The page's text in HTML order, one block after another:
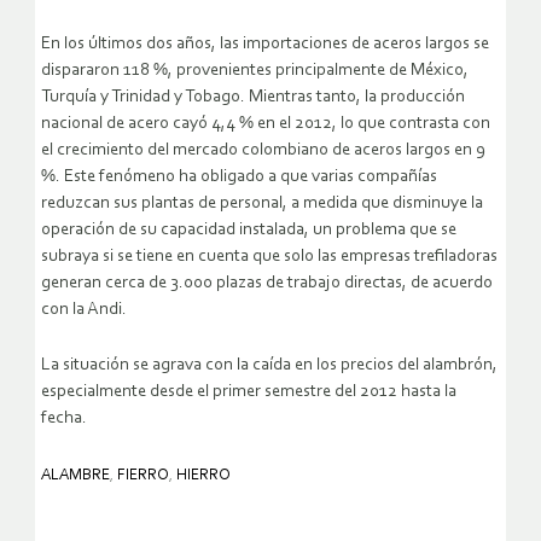
En los últimos dos años, las importaciones de aceros largos se
dispararon 118 %, provenientes principalmente de México,
Turquía y Trinidad y Tobago. Mientras tanto, la producción
nacional de acero cayó 4,4 % en el 2012, lo que contrasta con
el crecimiento del mercado colombiano de aceros largos en 9
%. Este fenómeno ha obligado a que varias compañías
reduzcan sus plantas de personal, a medida que disminuye la
operación de su capacidad instalada, un problema que se
subraya si se tiene en cuenta que solo las empresas trefiladoras
generan cerca de 3.000 plazas de trabajo directas, de acuerdo
con la Andi.
La situación se agrava con la caída en los precios del alambrón,
especialmente desde el primer semestre del 2012 hasta la
fecha.
ALAMBRE, FIERRO, HIERRO